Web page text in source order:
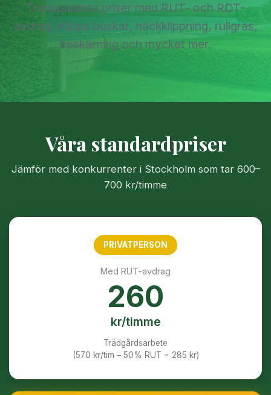
Transparenta priser med RUT- och ROT-
avdrag. Klippa buskar, häckklippning, rullgräs,
beskärning och mycket mer.
Våra standardpriser
Jämför med konkurrenter i Stockholm som tar 600–
700 kr/timme
PRIVATPERSON
Med RUT-avdrag
260
kr/timme
Trädgårdsarbete
(570 kr/tim – 50% RUT = 285 kr)